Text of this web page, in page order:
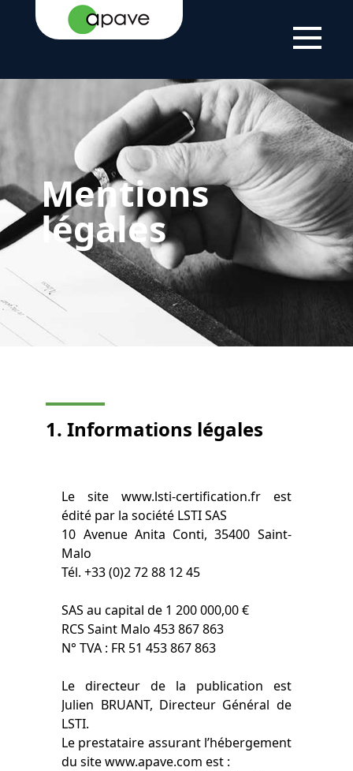
LSTI MENTIONS LÉGALES
Mentions
légales
1. Informations légales
Le site www.lsti-certification.fr est
édité par la société LSTI SAS
10 Avenue Anita Conti, 35400 Saint-
Malo
Tél. +33 (0)2 72 88 12 45
SAS au capital de 1 200 000,00 €
RCS Saint Malo 453 867 863
N° TVA : FR 51 453 867 863
Le directeur de la publication est
Julien BRUANT, Directeur Général de
LSTI.
Le prestataire assurant l’hébergement
du site www.apave.com est :